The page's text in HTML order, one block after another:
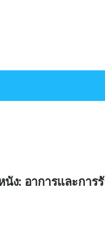
นัง: อาการและการ